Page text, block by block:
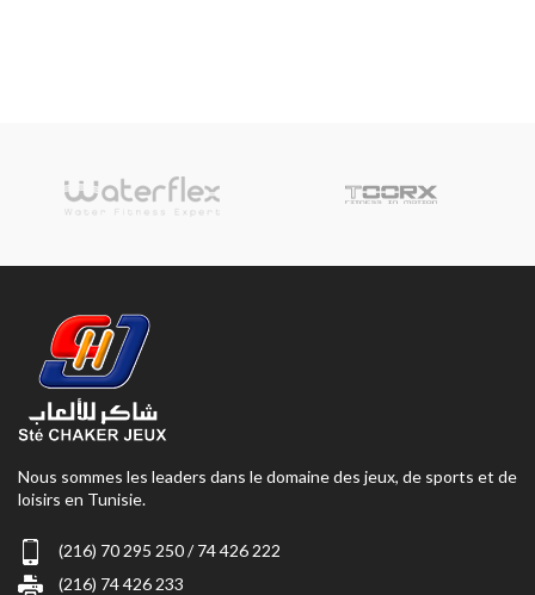
Nous sommes les leaders dans le domaine des jeux, de sports et de
loisirs en Tunisie.
(216) 70 295 250 / 74 426 222
(216) 74 426 233